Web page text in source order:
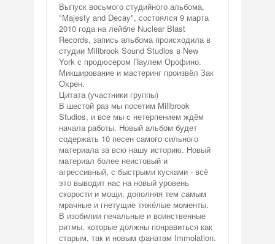
Выпуск восьмого студийного альбома,
"Majesty and Decay", состоялся 9 марта
2010 года на лейбле Nuclear Blast
Records, запись альбома происходила в
студии Millbrook Sound Studios в New
York с продюсером Паулем Орофино.
Микширование и мастеринг произвёл Зак
Охрен.
Цитата (участники группы)
В шестой раз мы посетим Millbrook
Studios, и все мы с нетерпением ждём
начала работы. Новый альбом будет
содержать 10 песен самого сильного
материала за всю нашу историю. Новый
материал более неистовый и
агрессивный, с быстрыми кусками - всё
это выводит нас на новый уровень
скорости и мощи, дополняя тем самым
мрачные и гнетущие тяжёлые моменты.
В изобилии печальные и воинственные
ритмы, которые должны понравиться как
старым, так и новым фанатам Immolation.